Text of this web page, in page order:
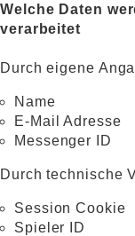
Welche Daten
verarbeitet
Durch eigene
Name
E-Mail Adresse
Messenger ID
Durch technische
Session Cookie
Spieler ID